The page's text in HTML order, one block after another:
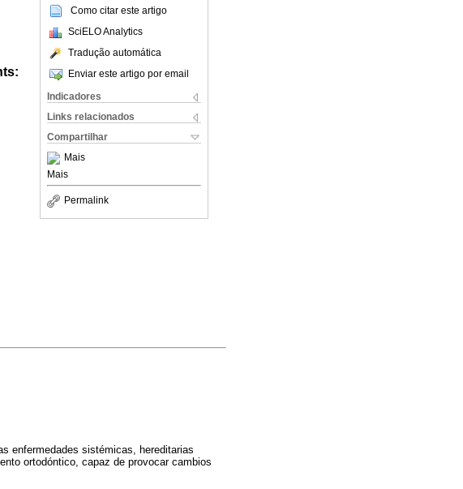
Como citar este artigo
SciELO Analytics
Tradução automática
Enviar este artigo por email
Indicadores
Links relacionados
Compartilhar
Mais
Mais
Permalink
enfermedades sistémicas, hereditarias
ortodóntico, capaz de provocar cambios